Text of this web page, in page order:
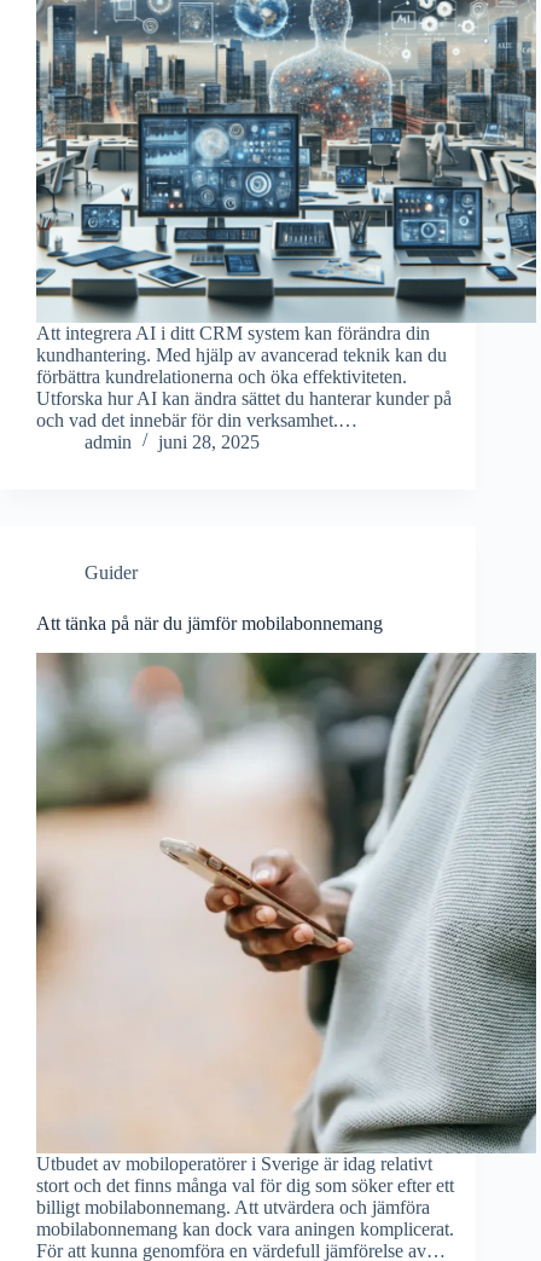
Att integrera AI i ditt CRM system kan förändra din
kundhantering. Med hjälp av avancerad teknik kan du
förbättra kundrelationerna och öka effektiviteten.
Utforska hur AI kan ändra sättet du hanterar kunder på
och vad det innebär för din verksamhet.…
admin
juni 28, 2025
Guider
Att tänka på när du jämför mobilabonnemang
Utbudet av mobiloperatörer i Sverige är idag relativt
stort och det finns många val för dig som söker efter ett
billigt mobilabonnemang. Att utvärdera och jämföra
mobilabonnemang kan dock vara aningen komplicerat.
För att kunna genomföra en värdefull jämförelse av…